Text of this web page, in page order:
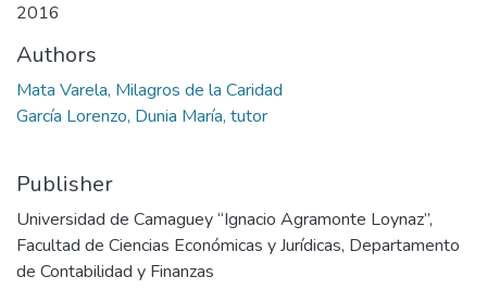
2016
Authors
Mata Varela, Milagros de la Caridad
García Lorenzo, Dunia María, tutor
Publisher
Universidad de Camaguey “Ignacio Agramonte Loynaz”,
Facultad de Ciencias Económicas y Jurídicas, Departamento
de Contabilidad y Finanzas